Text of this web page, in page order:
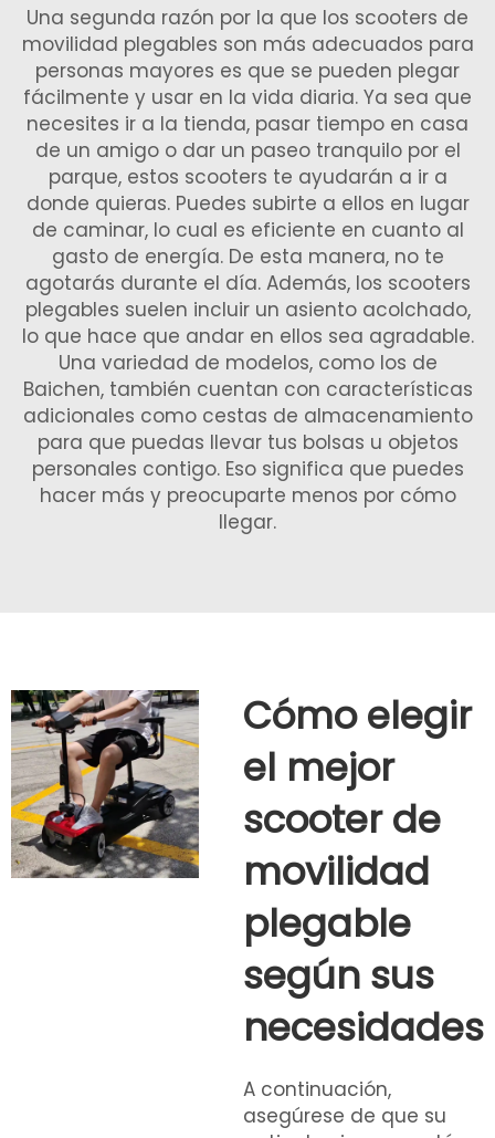
Una segunda razón por la que los scooters de
movilidad plegables son más adecuados para
personas mayores es que se pueden plegar
fácilmente y usar en la vida diaria. Ya sea que
necesites ir a la tienda, pasar tiempo en casa
de un amigo o dar un paseo tranquilo por el
parque, estos scooters te ayudarán a ir a
donde quieras. Puedes subirte a ellos en lugar
de caminar, lo cual es eficiente en cuanto al
gasto de energía. De esta manera, no te
agotarás durante el día. Además, los scooters
plegables suelen incluir un asiento acolchado,
lo que hace que andar en ellos sea agradable.
Una variedad de modelos, como los de
Baichen, también cuentan con características
adicionales como cestas de almacenamiento
para que puedas llevar tus bolsas u objetos
personales contigo. Eso significa que puedes
hacer más y preocuparte menos por cómo
llegar.
Cómo elegir
el mejor
scooter de
movilidad
plegable
según sus
necesidades
A continuación,
asegúrese de que su